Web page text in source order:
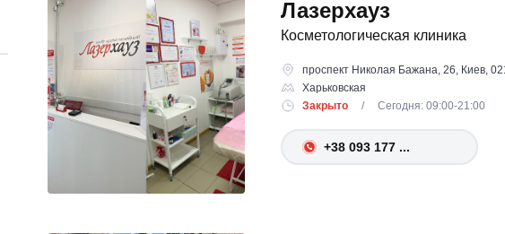
Лазерхауз
Косметологическая клиника
проспект Николая Бажана, 26, Киев,
Харьковская
Закрыто
/ Сегодня: 09:00-21:00
+38 093 177 ...